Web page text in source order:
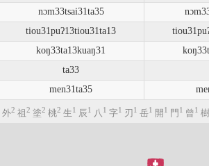
nɔm33tsai31ta35
tiou31puʔ13tiou31ta13
koŋ33ta13kuaŋ31
ta33
men31ta35
外2 祖 2 塗2 桃2 生1 辰1 八 1 字1 刃 1 岳1 開 1 門 1 曾1 樹